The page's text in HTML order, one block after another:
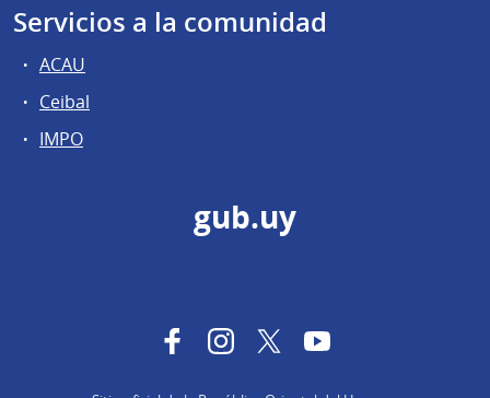
Servicios a la comunidad
ACAU
Ceibal
IMPO
gub.uy
FacebookInstagram
TwitterYouTube